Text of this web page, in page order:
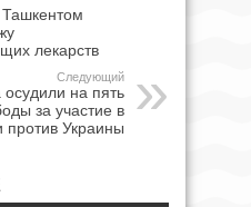
лекарств
Следующий
на пять
за участие в
против Украины